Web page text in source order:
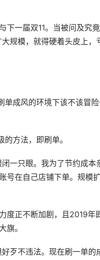
下一届双11。当被问及究
规模，就得硬着头皮上，
单成风的环境下该不该冒
方法，即刷单。
一只眼。我为了节约成本
号在自己店铺下单。规模
度正不断加剧，且2019年
旗。
歹不违法。现在刷一单的